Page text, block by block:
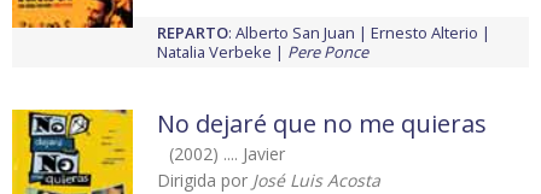
REPARTO: Alberto San Juan
Ernesto Alterio
Natalia Verbeke
Pere Ponce
No dejaré que no me quieras
(2002) .... Javier
Dirigida por José Luis Acosta